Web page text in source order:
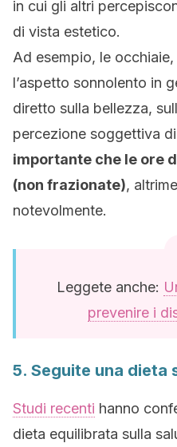
in cui gli altri
di vista estetico.
Ad esempio, le
l’aspetto sonnolento in
diretto sulla bellezza,
percezione soggettiva
importante che le ore
(non frazionate),
notevolmente.
Leggete anche:
prevenire i
5. Seguite una dieta
Studi recenti hanno
dieta equilibrata sulla